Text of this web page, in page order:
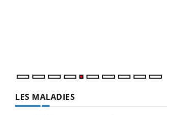
LES MALADIES